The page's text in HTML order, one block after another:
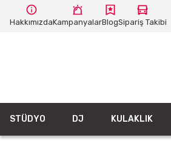
HakkımızdaKampanyalarBlogSipariş Takibi
STÜDYO DJ KULAKLIK